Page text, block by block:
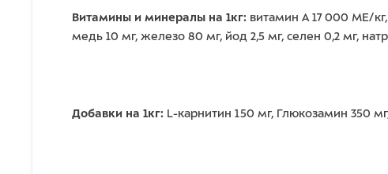
Витамины и минералы на 1кг: витамин А 17 000 ME/
медь 10 мг, железо 80 мг, йод 2,5 мг, селен 0,2 мг,
Добавки на 1кг: L-карнитин 150 мг, Глюкозамин 350